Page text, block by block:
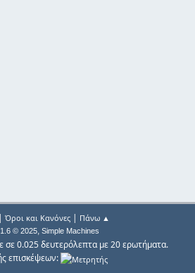
Όροι και Κανόνες| Πάνω ▲
© 2025, Simple Machines
σε 0.025 δευτερόλεπτα με 20 ερωτήματα.
επισκέψεων: